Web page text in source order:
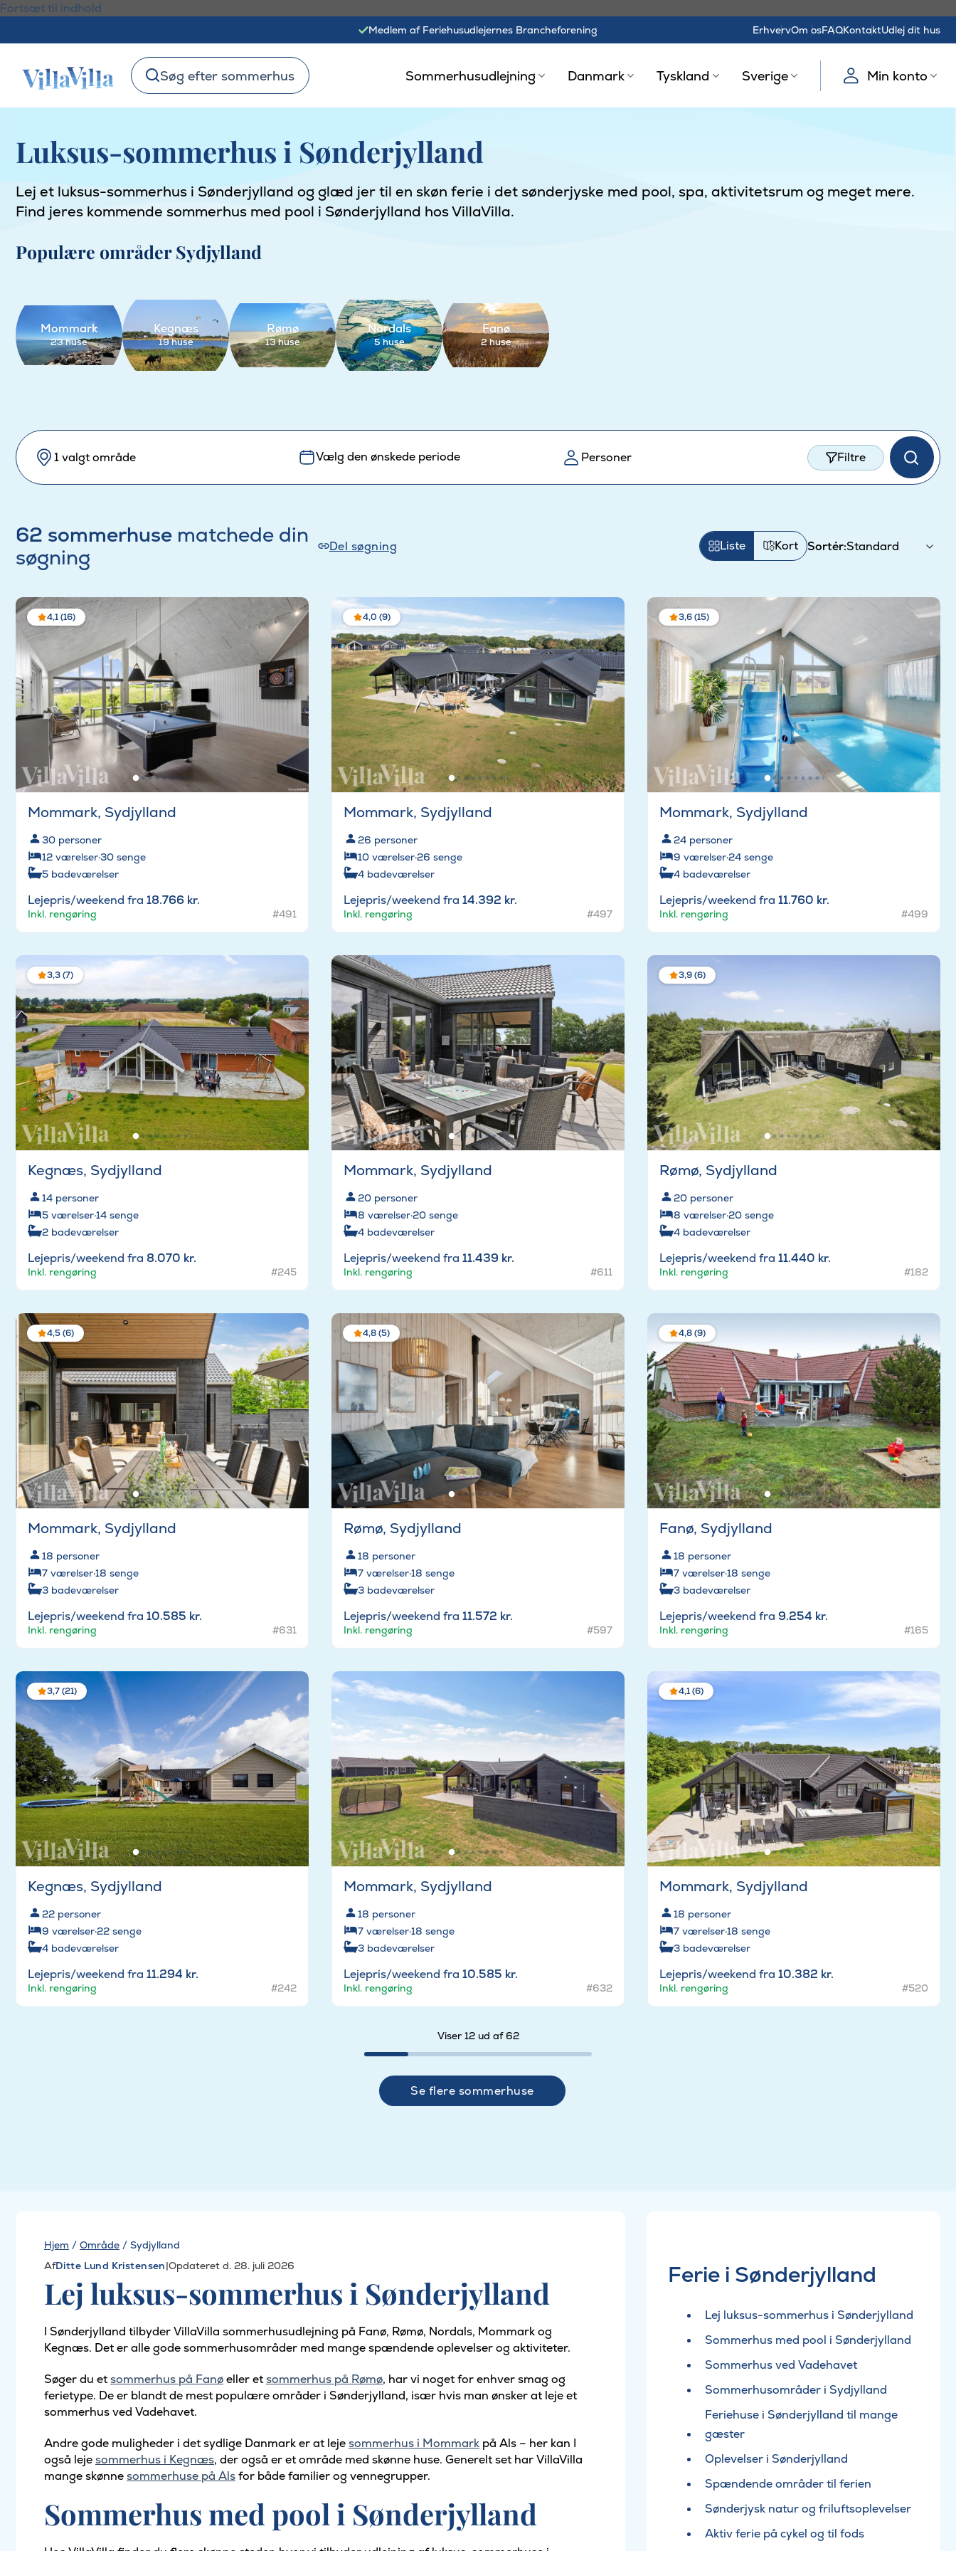
Fortsæt til indhold
Medlem af Feriehusudlejernes Brancheforening ErhvervOm osFAQKontaktUdlej dit hus
Søg efter sommerhus Sommerhusudlejning Danmark Tyskland Sverige Min konto
Luksus-sommerhus i Sønderjylland
Lej et luksus-sommerhus i Sønderjylland og glæd jer til en skøn ferie i det sønderjyske med pool, spa, aktivitetsrum og meget mere.
Find jeres kommende sommerhus med pool i Sønderjylland hos VillaVilla.
Populære områder Sydjylland
Mommark
23 huse
Kegnæs
19 huse
Rømø
13 huse
Nordals
5 huse
Fanø
2 huse
1 valgt område Vælg den ønskede periode Personer Filtre
62 sommerhuse matchede din
søgning
Del søgning Sortér:
Liste Kort
4,1 (16)
Mommark, Sydjylland
30 personer
12 værelser·30 senge
5 badeværelser
Lejepris/weekend fra 18.766 kr.
Inkl. rengøring #491
4,0 (9)
Mommark, Sydjylland
26 personer
10 værelser·26 senge
4 badeværelser
Lejepris/weekend fra 14.392 kr.
Inkl. rengøring #497
3,6 (15)
Mommark, Sydjylland
24 personer
9 værelser·24 senge
4 badeværelser
Lejepris/weekend fra 11.760 kr.
Inkl. rengøring #499
3,3 (7)
Kegnæs, Sydjylland
14 personer
5 værelser·14 senge
2 badeværelser
Lejepris/weekend fra 8.070 kr.
Inkl. rengøring #245
Mommark, Sydjylland
20 personer
8 værelser·20 senge
4 badeværelser
Lejepris/weekend fra 11.439 kr.
Inkl. rengøring #611
3,9 (6)
Rømø, Sydjylland
20 personer
8 værelser·20 senge
4 badeværelser
Lejepris/weekend fra 11.440 kr.
Inkl. rengøring #182
4,5 (6)
Mommark, Sydjylland
18 personer
7 værelser·18 senge
3 badeværelser
Lejepris/weekend fra 10.585 kr.
Inkl. rengøring #631
4,8 (5)
Rømø, Sydjylland
18 personer
7 værelser·18 senge
3 badeværelser
Lejepris/weekend fra 11.572 kr.
Inkl. rengøring #597
4,8 (9)
Fanø, Sydjylland
18 personer
7 værelser·18 senge
3 badeværelser
Lejepris/weekend fra 9.254 kr.
Inkl. rengøring #165
3,7 (21)
Kegnæs, Sydjylland
22 personer
9 værelser·22 senge
4 badeværelser
Lejepris/weekend fra 11.294 kr.
Inkl. rengøring #242
Mommark, Sydjylland
18 personer
7 værelser·18 senge
3 badeværelser
Lejepris/weekend fra 10.585 kr.
Inkl. rengøring #632
4,1 (6)
Mommark, Sydjylland
18 personer
7 værelser·18 senge
3 badeværelser
Lejepris/weekend fra 10.382 kr.
Inkl. rengøring #520
Viser 12 ud af 62
Se flere sommerhuse
Hjem / Område / Sydjylland
AfDitte Lund Kristensen|Opdateret d. 28. juli 2026
Lej luksus-sommerhus i Sønderjylland
I Sønderjylland tilbyder VillaVilla sommerhusudlejning på Fanø, Rømø, Nordals, Mommark og
Kegnæs. Det er alle gode sommerhusområder med mange spændende oplevelser og aktiviteter.
Søger du etsommerhus på Fanøeller etsommerhus på Rømø, har vi noget for enhver smag og
ferietype. De er blandt de mest populære områder i Sønderjylland, især hvis man ønsker at leje et
sommerhus ved Vadehavet.
Andre gode muligheder i det sydlige Danmark er at lejesommerhus i Mommark på Als – her kan I
også lejesommerhus i Kegnæs, der også er et område med skønne huse. Generelt set har VillaVilla
mange skønnesommerhuse på Alsfor både familier og vennegrupper.
Sommerhus med pool i Sønderjylland
Ferie i Sønderjylland
Lej luksus-sommerhus i Sønderjylland
Sommerhus med pool i Sønderjylland
Sommerhus ved Vadehavet
Sommerhusområder i Sydjylland
Feriehuse i Sønderjylland til mange
gæster
Oplevelser i Sønderjylland
Spændende områder til ferien
Sønderjysk natur og friluftsoplevelser
Aktiv ferie på cykel og til fods